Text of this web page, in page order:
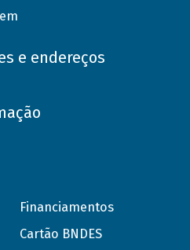
e endereços
Financiamentos
Cartão BNDES